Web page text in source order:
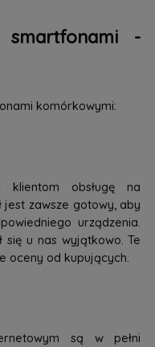
-
komórkowymi:
klientom obsługę na
jest zawsze gotowy, aby
urządzenia.
się u nas wyjątkowo. Te
oceny od kupujących.
są w pełni